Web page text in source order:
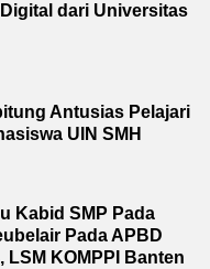
dari Universitas
Antusias Pelajari
UIN SMH
Kabid SMP Pada
Pada APBD
LSM KOMPPI Banten